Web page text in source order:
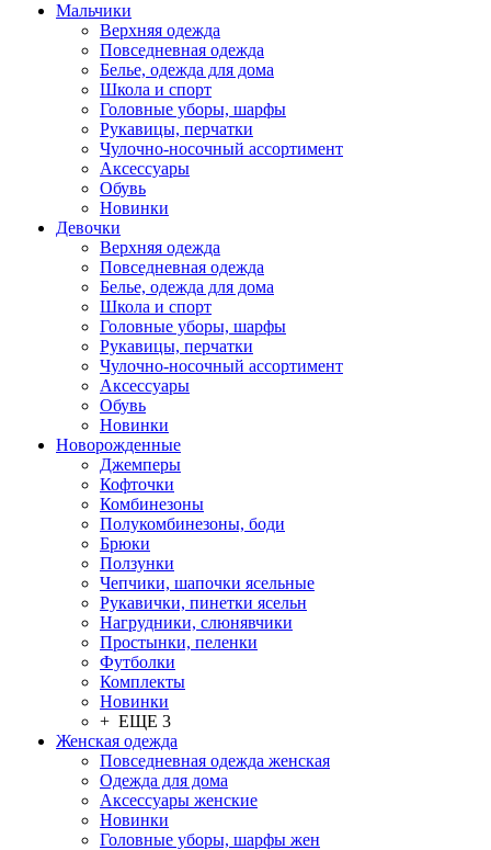
Мальчики
Верхняя одежда
Повседневная одежда
Белье, одежда для дома
Школа и спорт
Головные уборы, шарфы
Рукавицы, перчатки
Чулочно-носочный ассортимент
Аксессуары
Обувь
Новинки
Девочки
Верхняя одежда
Повседневная одежда
Белье, одежда для дома
Школа и спорт
Головные уборы, шарфы
Рукавицы, перчатки
Чулочно-носочный ассортимент
Аксессуары
Обувь
Новинки
Новорожденные
Джемперы
Кофточки
Комбинезоны
Полукомбинезоны, боди
Брюки
Ползунки
Чепчики, шапочки ясельные
Рукавички, пинетки ясельн
Нагрудники, слюнявчики
Простынки, пеленки
Футболки
Комплекты
Новинки
+ ЕЩЕ 3
Женская одежда
Повседневная одежда женская
Одежда для дома
Аксессуары женские
Новинки
Головные уборы, шарфы жен